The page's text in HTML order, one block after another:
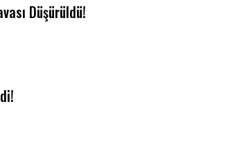
Düşürüldü!